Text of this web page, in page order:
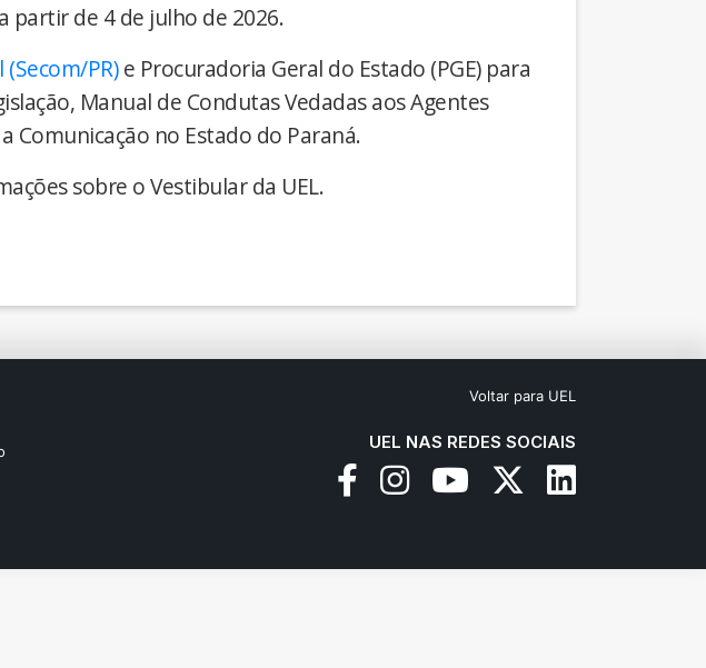
partir de 4 de julho de 2026.
PR)e Procuradoria Geral do Estado (PGE) para
Manual de Condutas Vedadas aos Agentes
Comunicação no Estado do Paraná.
sobre o Vestibular da UEL.
Voltar para UEL
UEL NAS REDES SOCIAIS